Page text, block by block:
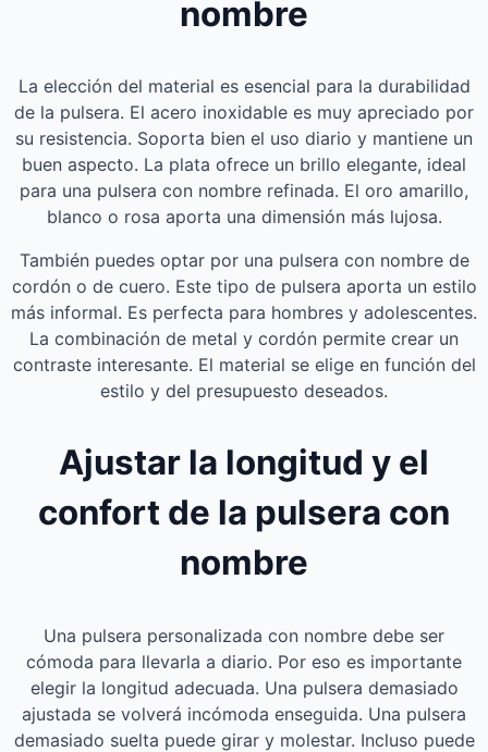
nombre
La elección del material es esencial para la durabilidad
de la pulsera. El acero inoxidable es muy apreciado por
su resistencia. Soporta bien el uso diario y mantiene un
buen aspecto. La plata ofrece un brillo elegante, ideal
para una pulsera con nombre refinada. El oro amarillo,
blanco o rosa aporta una dimensión más lujosa.
También puedes optar por una pulsera con nombre de
cordón o de cuero. Este tipo de pulsera aporta un estilo
más informal. Es perfecta para hombres y adolescentes.
La combinación de metal y cordón permite crear un
contraste interesante. El material se elige en función del
estilo y del presupuesto deseados.
Ajustar la longitud y el
confort de la pulsera con
nombre
Una pulsera personalizada con nombre debe ser
cómoda para llevarla a diario. Por eso es importante
elegir la longitud adecuada. Una pulsera demasiado
ajustada se volverá incómoda enseguida. Una pulsera
demasiado suelta puede girar y molestar. Incluso puede